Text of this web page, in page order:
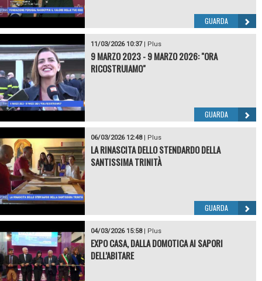
GUARDA
11/03/2026 10:37| Plus
9 MARZO 2023 - 9 MARZO 2026: "ORA
RICOSTRUIAMO"
GUARDA
06/03/2026 12:48| Plus
LA RINASCITA DELLO STENDARDO DELLA
SANTISSIMA TRINITÀ
GUARDA
04/03/2026 15:58| Plus
EXPO CASA, DALLA DOMOTICA AI SAPORI
DELL’ABITARE